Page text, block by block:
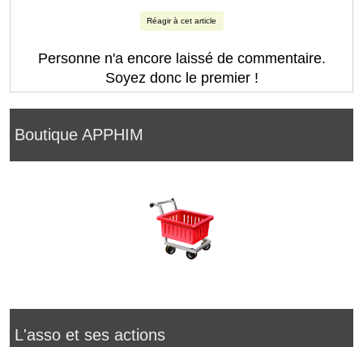
Boutique APPHIM
L'asso et ses actions
Réagir à cet article
Personne n'a encore laissé de commentaire.
Soyez donc le premier !